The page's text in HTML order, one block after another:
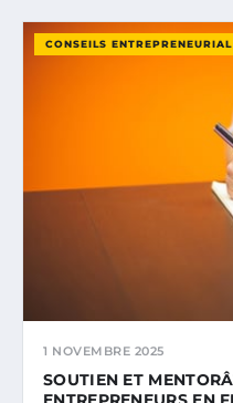
CONSEILS ENTREPRENEURIAL
1 NOVEMBRE 2025
SOUTIEN ET